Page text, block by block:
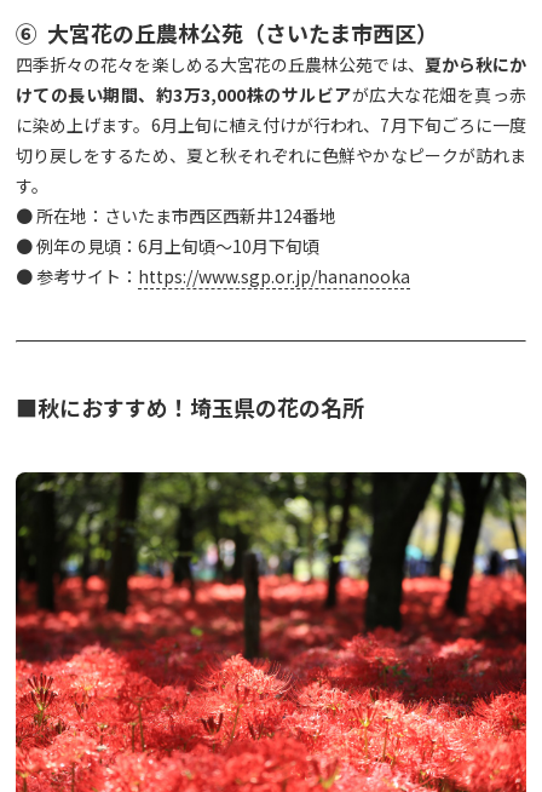
⑥ 大宮花の丘農林公苑（さいたま市西区）
四季折々の花々を楽しめる大宮花の丘農林公苑では、 夏から秋にか
けての長い期間、約3万3,000株のサルビアが広大な花畑を真っ赤
に染め上げます。6月上旬に植え付けが行われ、7月下旬ごろに一度
切り戻しをするため、夏と秋それぞれに色鮮やかなピークが訪れま
す。
● 所在地：さいたま市西区西新井124番地
● 例年の見頃：6月上旬頃～10月下旬頃
● 参考サイト： https://www.sgp.or.jp/hananooka
■秋におすすめ！埼玉県の花の名所